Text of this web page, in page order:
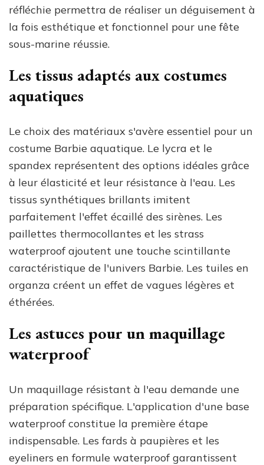
réfléchie permettra de réaliser un déguisement à
la fois esthétique et fonctionnel pour une fête
sous-marine réussie.
Les tissus adaptés aux costumes
aquatiques
Le choix des matériaux s'avère essentiel pour un
costume Barbie aquatique. Le lycra et le
spandex représentent des options idéales grâce
à leur élasticité et leur résistance à l'eau. Les
tissus synthétiques brillants imitent
parfaitement l'effet écaillé des sirènes. Les
paillettes thermocollantes et les strass
waterproof ajoutent une touche scintillante
caractéristique de l'univers Barbie. Les tuiles en
organza créent un effet de vagues légères et
éthérées.
Les astuces pour un maquillage
waterproof
Un maquillage résistant à l'eau demande une
préparation spécifique. L'application d'une base
waterproof constitue la première étape
indispensable. Les fards à paupières et les
eyeliners en formule waterproof garantissent